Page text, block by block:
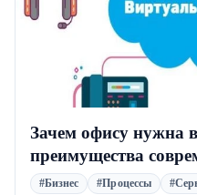
Зачем офису нужна
преимущества
#Бизнес #Процессы